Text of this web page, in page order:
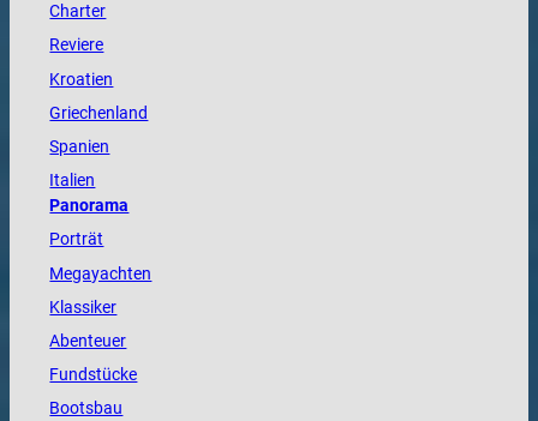
Charter
Reviere
Kroatien
Griechenland
Spanien
Italien
Panorama
Porträt
Megayachten
Klassiker
Abenteuer
Fundstücke
Bootsbau